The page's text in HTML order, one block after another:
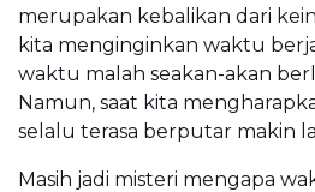
merupakan kebalikan dari
kita menginginkan waktu
waktu malah seakan-akan
Namun, saat kita
selalu terasa berputar makin
Masih jadi misteri mengapa